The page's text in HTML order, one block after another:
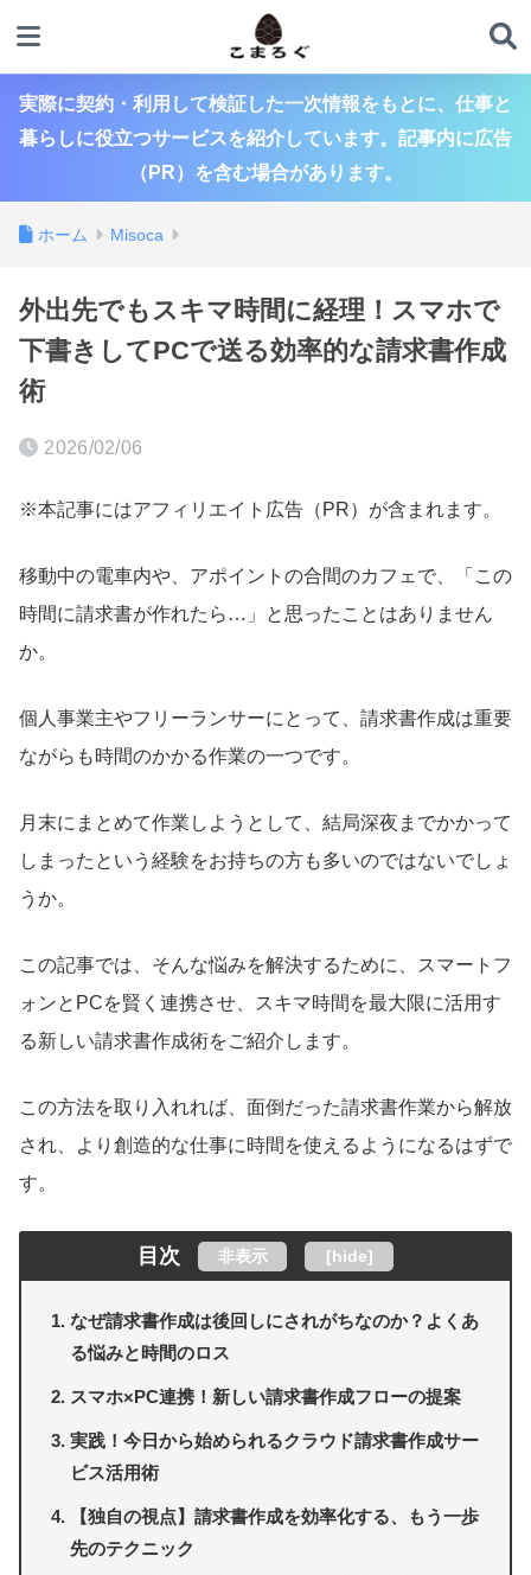
実際に契約・利用して検証した一次情報をもとに、仕事と
暮らしに役立つサービスを紹介しています。記事内に広告
（PR）を含む場合があります。
ホーム Misoca
外出先でもスキマ時間に経理！スマホで
下書きしてPCで送る効率的な請求書作成
術
2026/02/06
※本記事にはアフィリエイト広告（PR）が含まれます。
移動中の電車内や、アポイントの合間のカフェで、「この
時間に請求書が作れたら…」と思ったことはありません
か。
個人事業主やフリーランサーにとって、請求書作成は重要
ながらも時間のかかる作業の一つです。
月末にまとめて作業しようとして、結局深夜までかかって
しまったという経験をお持ちの方も多いのではないでしょ
うか。
この記事では、そんな悩みを解決するために、スマートフ
ォンとPCを賢く連携させ、スキマ時間を最大限に活用す
る新しい請求書作成術をご紹介します。
この方法を取り入れれば、面倒だった請求書作業から解放
され、より創造的な仕事に時間を使えるようになるはずで
す。
目次 非表示 [hide]
なぜ請求書作成は後回しにされがちなのか？よくあ
る悩みと時間のロス
スマホ×PC連携！新しい請求書作成フローの提案
実践！今日から始められるクラウド請求書作成サー
ビス活用術
【独自の視点】請求書作成を効率化する、もう一歩
先のテクニック